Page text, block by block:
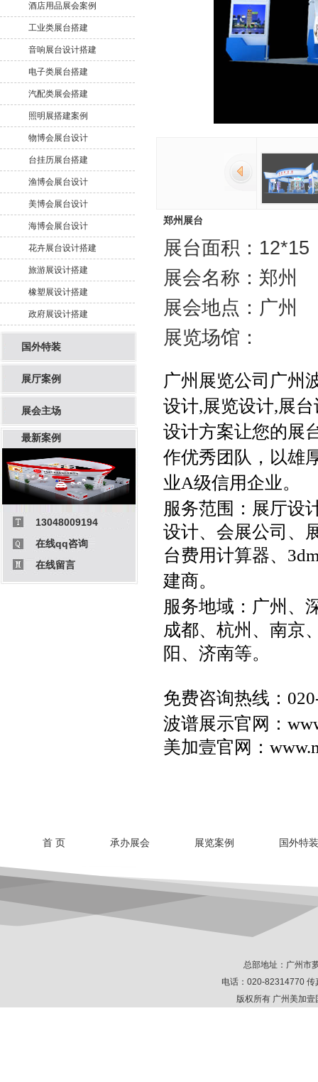
酒店用品展会案例
工业类展台搭建
音响展台设计搭建
电子类展台搭建
汽配类展会搭建
照明展搭建案例
物博会展台设计
台挂历展台搭建
渔博会展台设计
美博会展台设计
海博会展台设计
花卉展台设计搭建
旅游展设计搭建
橡塑展设计搭建
政府展设计搭建
国外特装
展厅案例
展会主场
最新案例
13048009194
在线qq咨询
在线留言
郑州展台
展台面积：12*15
展会名称：郑州
展会地点：广州
展览场馆：
广州展览公司 广州
设计,展览设计,展
设计方案让您的展
作优秀团队，以雄
业A级信用企业。
服务范围： 展厅设
设计、 会展公司 、
台费用计算器、
建商。
服务地域： 广州 、
成都、杭州、 南京
阳、济南等。
免费咨询热线：
波谱展示官网：
美加壹官网：
首 页 承办展会 展览案例 国外特
总部地址：广州市
电话：020-82314770
版权所有 广州美加